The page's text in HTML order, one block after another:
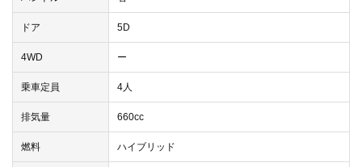
ドア 5D
4WD ー
乗車定員 4人
排気量 660cc
燃料 ハイブリッド